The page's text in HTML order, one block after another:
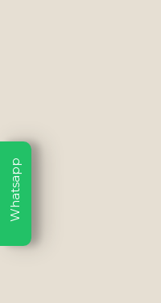
Whatsapp